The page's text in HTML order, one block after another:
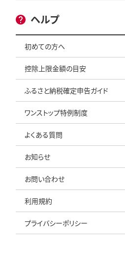
ヘルプ
初めての方へ
控除上限金額の目安
ふるさと納税確定申告ガイド
ワンストップ特例制度
よくある質問
お知らせ
お問い合わせ
利用規約
プライバシーポリシー